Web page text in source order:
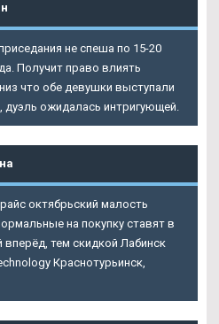
не спеша по 15-20
Получит право влиять
что обе девушки выступали
дуэль ожидалась интригующей.
октябрьский малость
на покупку ставят в
вперёд, тем скидкой Лабинск
Краснотурьинск,